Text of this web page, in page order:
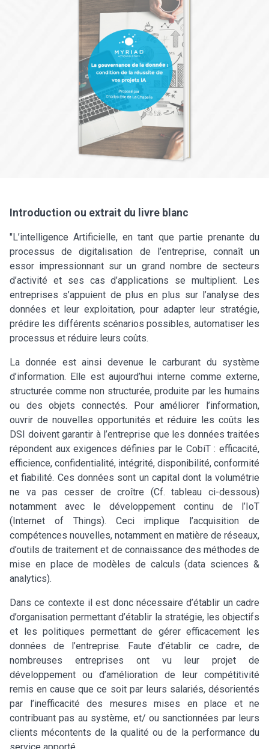
Introduction ou extrait du livre blanc
"L’intelligence Artificielle, en tant que partie prenante du
processus de digitalisation de l’entreprise, connaît un
essor impressionnant sur un grand nombre de secteurs
d’activité et ses cas d’applications se multiplient. Les
entreprises s’appuient de plus en plus sur l’analyse des
données et leur exploitation, pour adapter leur stratégie,
prédire les différents scénarios possibles, automatiser les
processus et réduire leurs coûts.
La donnée est ainsi devenue le carburant du système
d’information. Elle est aujourd’hui interne comme externe,
structurée comme non structurée, produite par les humains
ou des objets connectés. Pour améliorer l’information,
ouvrir de nouvelles opportunités et réduire les coûts les
DSI doivent garantir à l’entreprise que les données traitées
répondent aux exigences définies par le CobiT : efficacité,
efficience, confidentialité, intégrité, disponibilité, conformité
et fiabilité. Ces données sont un capital dont la volumétrie
ne va pas cesser de croître (Cf. tableau ci-dessous)
notamment avec le développement continu de l’IoT
(Internet of Things). Ceci implique l’acquisition de
compétences nouvelles, notamment en matière de réseaux,
d’outils de traitement et de connaissance des méthodes de
mise en place de modèles de calculs (data sciences &
analytics).
Dans ce contexte il est donc nécessaire d’établir un cadre
d’organisation permettant d’établir la stratégie, les objectifs
et les politiques permettant de gérer efficacement les
données de l’entreprise. Faute d’établir ce cadre, de
nombreuses entreprises ont vu leur projet de
développement ou d’amélioration de leur compétitivité
remis en cause que ce soit par leurs salariés, désorientés
par l’inefficacité des mesures mises en place et ne
contribuant pas au système, et/ ou sanctionnées par leurs
clients mécontents de la qualité ou de la performance du